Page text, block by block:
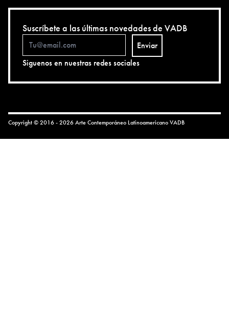
Suscríbete a las últimas novedades de VADB
Enviar
Siguenos en nuestras redes sociales
Copyright © 2016 - 2026 Arte Contemporáneo LatinoamericanoVADB